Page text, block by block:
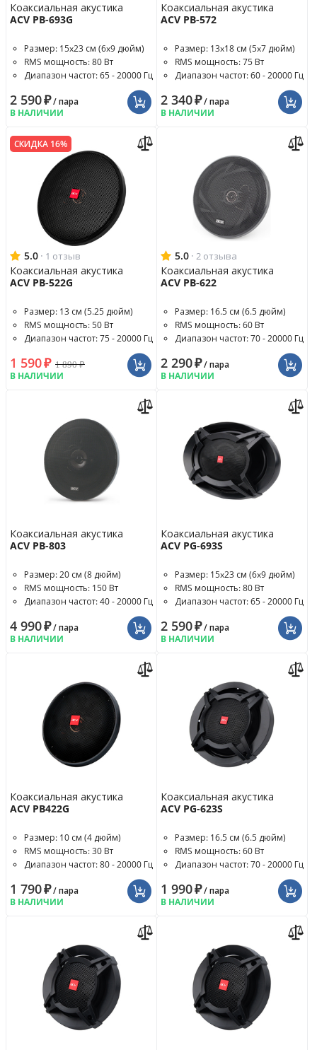
Коаксиальная акустика
ACV PB-693G
Размер: 15x23 см (6x9 дюйм)
RMS мощность: 80 Вт
Диапазон частот: 65 - 20000 Гц
2 590₽/ пара
В НАЛИЧИИ
Коаксиальная акустика
ACV PB-572
Размер: 13x18 см (5x7 дюйм)
RMS мощность: 75 Вт
Диапазон частот: 60 - 20000 Гц
2 340₽/ пара
В НАЛИЧИИ
СКИДКА 16%
5.0 · 1 отзыв
Коаксиальная акустика
ACV PB-522G
Размер: 13 см (5.25 дюйм)
RMS мощность: 50 Вт
Диапазон частот: 75 - 20000 Гц
1 590₽ 1 890₽
В НАЛИЧИИ
5.0 · 2 отзыва
Коаксиальная акустика
ACV PB-622
Размер: 16.5 см (6.5 дюйм)
RMS мощность: 60 Вт
Диапазон частот: 70 - 20000 Гц
2 290₽/ пара
В НАЛИЧИИ
Коаксиальная акустика
ACV PB-803
Размер: 20 см (8 дюйм)
RMS мощность: 150 Вт
Диапазон частот: 40 - 20000 Гц
4 990₽/ пара
В НАЛИЧИИ
Коаксиальная акустика
ACV PG-693S
Размер: 15x23 см (6x9 дюйм)
RMS мощность: 80 Вт
Диапазон частот: 65 - 20000 Гц
2 590₽/ пара
В НАЛИЧИИ
Коаксиальная акустика
ACV PB422G
Размер: 10 см (4 дюйм)
RMS мощность: 30 Вт
Диапазон частот: 80 - 20000 Гц
1 790₽/ пара
В НАЛИЧИИ
Коаксиальная акустика
ACV PG-623S
Размер: 16.5 см (6.5 дюйм)
RMS мощность: 60 Вт
Диапазон частот: 70 - 20000 Гц
1 990₽/ пара
В НАЛИЧИИ